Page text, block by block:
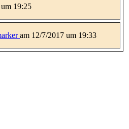
19:25
am 12/7/2017 um 19:33